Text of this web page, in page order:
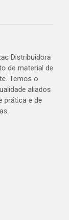
Distribuidora
de material de
Temos o
aliados
prática e de